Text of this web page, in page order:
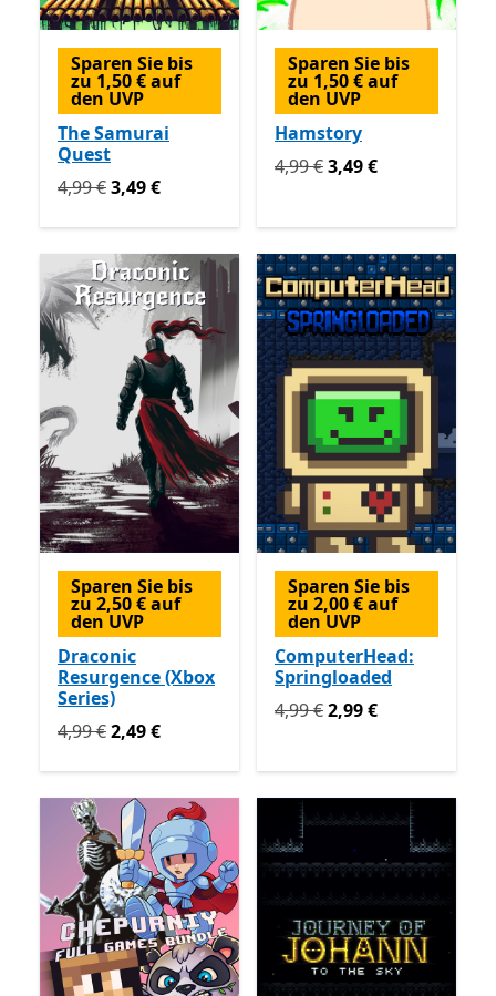
Sparen Sie bis
zu 1,50 € auf
den UVP
The Samurai
Quest
Ursprünglich 4,99 € jetzt 3,49 €
4,99 €3,49 €
Sparen Sie bis
zu 1,50 € auf
den UVP
Hamstory
Ursprünglich 4,99 € jetzt
4,99 €3,49 €
Sparen Sie bis
zu 2,50 € auf
den UVP
Draconic
Resurgence (Xbox
Series)
Ursprünglich 4,99 € jetzt 2,49 €
4,99 €2,49 €
Sparen Sie bis
zu 2,00 € auf
den UVP
ComputerHead:
Springloaded
Ursprünglich 4,99 € jetzt
4,99 €2,99 €